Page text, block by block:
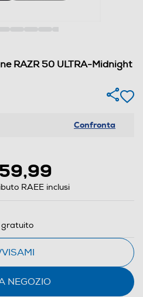
RAZR 50 ULTRA-Midnight
Confronta
RAEE inclusi
gratuito
NEGOZIO